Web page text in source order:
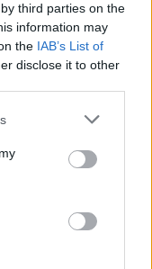
third parties on the
information may
the IAB’s List of
disclose it to other